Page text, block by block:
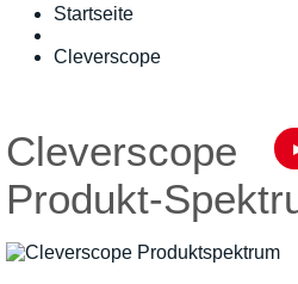
Startseite
Cleverscope
Cleverscope
Produkt-